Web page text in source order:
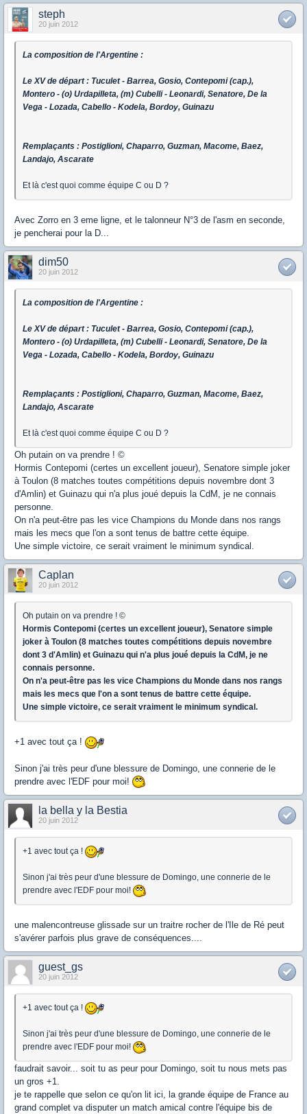
steph
20 juin 2012
La composition de l'Argentine :
Le XV de départ : Tuculet - Barrea, Gosio, Contepomi (cap.),
Montero - (o) Urdapilleta, (m) Cubelli - Leonardi, Senatore, De la
Vega - Lozada, Cabello - Kodela, Bordoy, Guinazu
Remplaçants : Postiglioni, Chaparro, Guzman, Macome, Baez,
Landajo, Ascarate
Et là c'est quoi comme équipe C ou D ?
Avec Zorro en 3 eme ligne, et le talonneur N°3 de l'asm en seconde,
je pencherai pour la D...
dim50
20 juin 2012
La composition de l'Argentine :
Le XV de départ : Tuculet - Barrea, Gosio, Contepomi (cap.),
Montero - (o) Urdapilleta, (m) Cubelli - Leonardi, Senatore, De la
Vega - Lozada, Cabello - Kodela, Bordoy, Guinazu
Remplaçants : Postiglioni, Chaparro, Guzman, Macome, Baez,
Landajo, Ascarate
Et là c'est quoi comme équipe C ou D ?
Oh putain on va prendre ! ©
Hormis Contepomi (certes un excellent joueur), Senatore simple joker
à Toulon (8 matches toutes compétitions depuis novembre dont 3
d'Amlin) et Guinazu qui n'a plus joué depuis la CdM, je ne connais
personne.
On n'a peut-être pas les vice Champions du Monde dans nos rangs
mais les mecs que l'on a sont tenus de battre cette équipe.
Une simple victoire, ce serait vraiment le minimum syndical.
Caplan
20 juin 2012
Oh putain on va prendre ! ©
Hormis Contepomi (certes un excellent joueur), Senatore simple
joker à Toulon (8 matches toutes compétitions depuis novembre
dont 3 d'Amlin) et Guinazu qui n'a plus joué depuis la CdM, je ne
connais personne.
On n'a peut-être pas les vice Champions du Monde dans nos rangs
mais les mecs que l'on a sont tenus de battre cette équipe.
Une simple victoire, ce serait vraiment le minimum syndical.
+1 avec tout ça !
Sinon j'ai très peur d'une blessure de Domingo, une connerie de le
prendre avec l'EDF pour moi!
la bella y la Bestia
20 juin 2012
+1 avec tout ça !
Sinon j'ai très peur d'une blessure de Domingo, une connerie de le
prendre avec l'EDF pour moi!
une malencontreuse glissade sur un traitre rocher de l'Ile de Ré peut
s'avérer parfois plus grave de conséquences....
guest_gs
20 juin 2012
+1 avec tout ça !
Sinon j'ai très peur d'une blessure de Domingo, une connerie de le
prendre avec l'EDF pour moi!
faudrait savoir... soit tu as peur pour Domingo, soit tu nous mets pas
un gros +1.
je te rappelle que selon ce qu'on lit ici, la grande équipe de France au
grand complet va disputer un match amical contre l'équipe bis de